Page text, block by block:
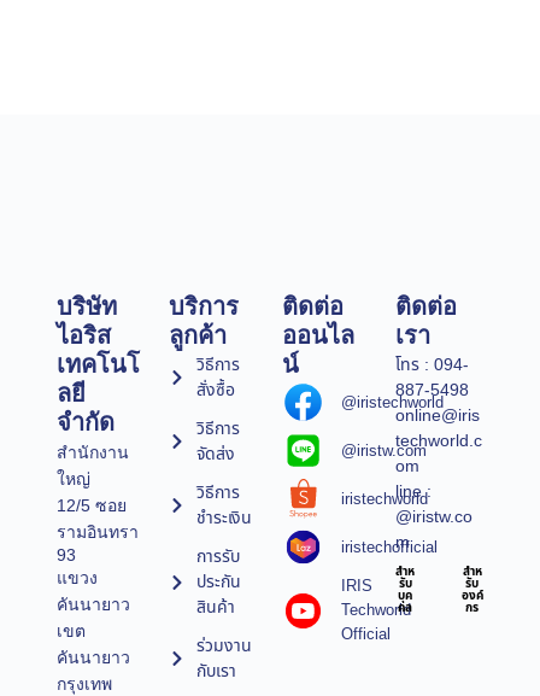
บริษัท
ไอริส
เทคโนโ
ลยี
จำกัด
สำนักงาน
ใหญ่
12/5 ซอย
รามอินทรา
93
แขวง
คันนายาว
เขต
คันนายาว
กรุงเทพ
บริการ
ลูกค้า
วิธีการ
สั่งซื้อ
วิธีการ
จัดส่ง
วิธีการ
ชำระเงิน
การรับ
ประกัน
สินค้า
ร่วมงาน
กับเรา
ติดต่อ
ออนไล
น์
@iristechworld
@iristw.com
iristechworld
iristechofficial
IRIS
Techworld
Official
ติดต่อ
เรา
โทร : 094-
887-5498
online@iris
techworld.c
om
line :
@iristw.co
m
สำห
รับ
บุค
คล
สำห
รับ
องค์
กร